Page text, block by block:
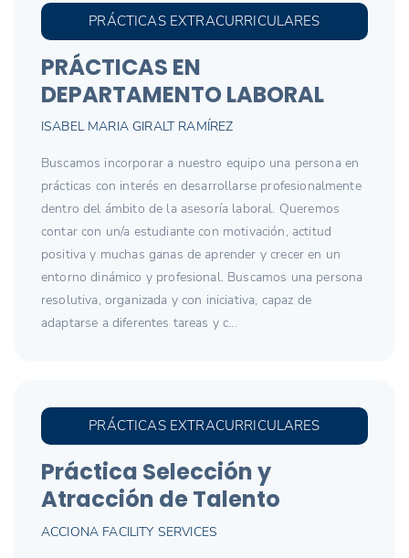
PRÁCTICAS EXTRACURRICULARES
PRÁCTICAS EN
DEPARTAMENTO LABORAL
ISABEL MARIA GIRALT RAMÍREZ
Buscamos incorporar a nuestro equipo una persona en
prácticas con interés en desarrollarse profesionalmente
dentro del ámbito de la asesoría laboral. Queremos
contar con un/a estudiante con motivación, actitud
positiva y muchas ganas de aprender y crecer en un
entorno dinámico y profesional. Buscamos una persona
resolutiva, organizada y con iniciativa, capaz de
adaptarse a diferentes tareas y c...
PRÁCTICAS EXTRACURRICULARES
Práctica Selección y
Atracción de Talento
ACCIONA FACILITY SERVICES